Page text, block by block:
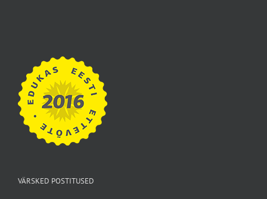
VÄRSKED POSTITUSED